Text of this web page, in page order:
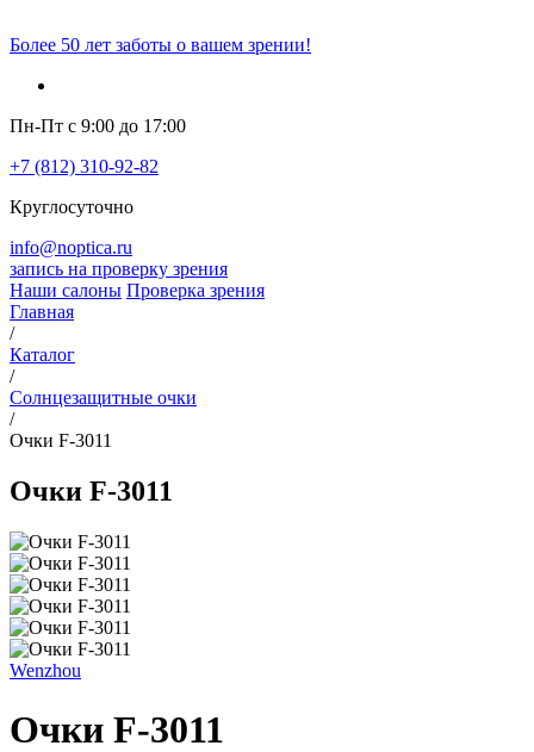
Более 50 лет заботы о вашем зрении!
Пн-Пт с 9:00 до 17:00
+7 (812) 310-92-82
Круглосуточно
info@noptica.ru
запись на проверку зрения
Наши салоны Проверка зрения
Главная
/
Каталог
/
Солнцезащитные очки
/
Очки F-3011
Очки F-3011
Wenzhou
Очки F-3011